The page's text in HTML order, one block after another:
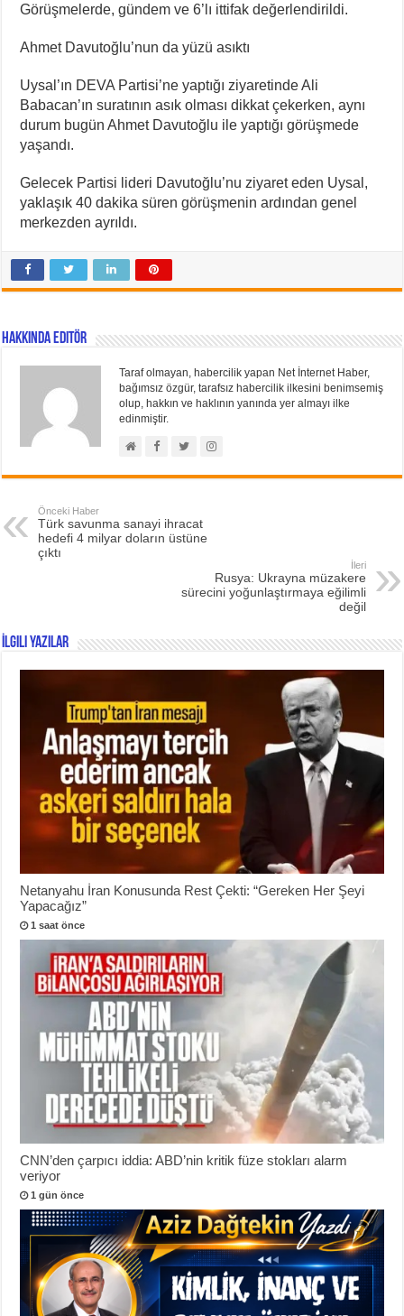
Görüşmelerde, gündem ve 6’lı ittifak değerlendirildi.
Ahmet Davutoğlu’nun da yüzü asıktı
Uysal’ın DEVA Partisi’ne yaptığı ziyaretinde Ali
Babacan’ın suratının asık olması dikkat çekerken, aynı
durum bugün Ahmet Davutoğlu ile yaptığı görüşmede
yaşandı.
Gelecek Partisi lideri Davutoğlu’nu ziyaret eden Uysal,
yaklaşık 40 dakika süren görüşmenin ardından genel
merkezden ayrıldı.
Hakkında Editör
Taraf olmayan, habercilik yapan Net İnternet Haber,
bağımsız özgür, tarafsız habercilik ilkesini benimsemiş
olup, hakkın ve haklının yanında yer almayı ilke
edinmiştir.
Önceki Haber
Türk savunma sanayi ihracat
hedefi 4 milyar doların üstüne
çıktı
İleri
Rusya: Ukrayna müzakere
sürecini yoğunlaştırmaya eğilimli
değil
İlgili Yazılar
Netanyahu İran Konusunda Rest Çekti: “Gereken Her Şeyi
Yapacağız”
1 saat önce
CNN’den çarpıcı iddia: ABD’nin kritik füze stokları alarm
veriyor
1 gün önce